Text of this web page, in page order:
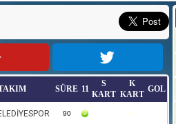
SÜRE 11
S
KART
K
KART
GOL
90